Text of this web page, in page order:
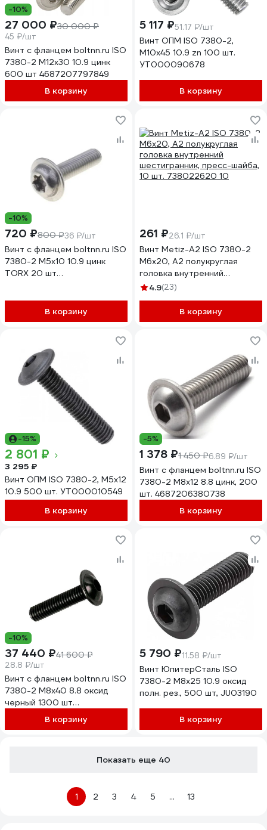
-10%
27 000 ₽30 000 ₽
45 ₽/шт
Винт с фланцем boltnn.ru ISO
7380-2 М12х30 10.9 цинк
600 шт 4687207797849
В корзину
5 117 ₽51.17 ₽/шт
Винт ОПМ ISO 7380-2,
М10x45 10.9 zn 100 шт.
УТ000090678
В корзину
-10%
720 ₽800 ₽36 ₽/шт
Винт с фланцем boltnn.ru ISO
7380-2 М5х10 10.9 цинк
TORX 20 шт
В корзину
261 ₽26.1 ₽/шт
Винт Metiz-A2 ISO 7380-2
M6x20, А2 полукруглая
головка внутренний
шестигранник, пресс-шайба,
4.9(23)
В корзину
-15%
2 801 ₽
3 295 ₽
Винт ОПМ ISO 7380-2, М5x12
10.9 500 шт. УТ000010549
В корзину
-5%
1 378 ₽1 450 ₽6.89 ₽/шт
Винт с фланцем boltnn.ru ISO
7380-2 М8x12 8.8 цинк, 200
шт. 4687206380738
В корзину
-10%
37 440 ₽41 600 ₽
28.8 ₽/шт
Винт с фланцем boltnn.ru ISO
7380-2 М8х40 8.8 оксид
черный 1300 шт
4687207797818В корзину
5 790 ₽11.58 ₽/шт
Винт ЮпитерСталь ISO
7380-2 М8х25 10.9 оксид
полн. рез., 500 шт, JU03190
В корзину
Показать еще 40
1 2 3 4 5 ... 13